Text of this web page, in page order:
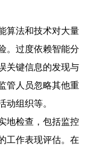
算法和技术对大量
。过度依赖智能分
关键信息的发现与
管人员忽略其他重
动组织等。
地检查，包括监控
工作表现评估。在